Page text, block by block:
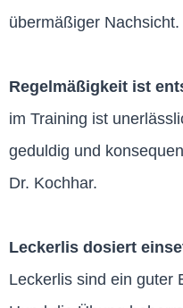
übermäßiger Nachsicht.
Regelmäßigkeit ist
im Training ist
geduldig und
Dr. Kochhar.
Leckerlis dosiert
Leckerlis sind ein guter